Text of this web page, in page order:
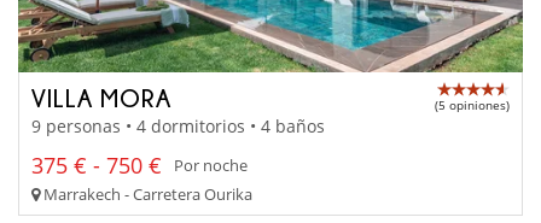
VILLA MORA (5 opiniones)
9 personas • 4 dormitorios • 4 baños
375 € - 750 €
Por noche
Marrakech - Carretera Ourika